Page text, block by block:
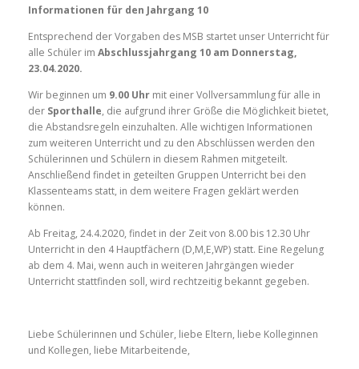
Informationen für den Jahrgang 10
Entsprechend der Vorgaben des MSB startet unser Unterricht für
alle Schüler im Abschlussjahrgang 10 am Donnerstag,
23.04.2020.
Wir beginnen um 9.00 Uhr mit einer Vollversammlung für alle in
der Sporthalle, die aufgrund ihrer Größe die Möglichkeit bietet,
die Abstandsregeln einzuhalten. Alle wichtigen Informationen
zum weiteren Unterricht und zu den Abschlüssen werden den
Schülerinnen und Schülern in diesem Rahmen mitgeteilt.
Anschließend findet in geteilten Gruppen Unterricht bei den
Klassenteams statt, in dem weitere Fragen geklärt werden
können.
Ab Freitag, 24.4.2020, findet in der Zeit von 8.00 bis 12.30 Uhr
Unterricht in den 4 Hauptfächern (D,M,E,WP) statt. Eine Regelung
ab dem 4. Mai, wenn auch in weiteren Jahrgängen wieder
Unterricht stattfinden soll, wird rechtzeitig bekannt gegeben.
Liebe Schülerinnen und Schüler, liebe Eltern, liebe Kolleginnen
und Kollegen, liebe Mitarbeitende,